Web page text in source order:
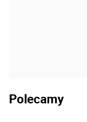
Polecamy